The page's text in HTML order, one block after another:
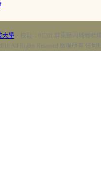
大學‧校址：91201 屏東縣內埔鄉老